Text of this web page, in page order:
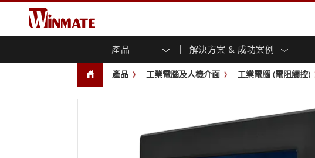
產品 解決方案 & 成功案例
企業移動通訊電腦
強固觸控筆記型電腦
強固型平板控制器
Windows強固型平板電腦
Android系統強固型平板電腦
工業顯示器
多點觸控 (投射電
機箱式
前面板IP65
強固型機器人控制器 人工智慧就緒
農業機械解決方案
交通運輸解決
工業物聯網解決
基礎建設解決方案
自助服務亭解決方案
政府解决方案
關於融程 投資人專區
保證聲明 下載專區
行銷入口網站
文件共享
最新產品 新聞與活動
展會活動
Youtube頻道
產品 工業電腦及人機介面 工業電腦 (電阻觸控)